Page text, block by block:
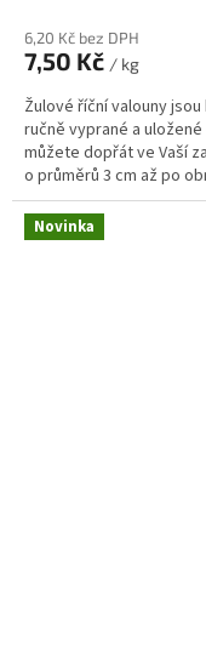
produktu
je
z
5
hvězdiček.
6,20 Kč bez DPH
7,50 Kč / kg
Žulové říční valouny
ručně vyprané a
můžete dopřát ve Vaší
o průměrů 3 cm až po
a váze až 450 kg.
kombinovat různé
vytvořili svoje vlastní
Novinka